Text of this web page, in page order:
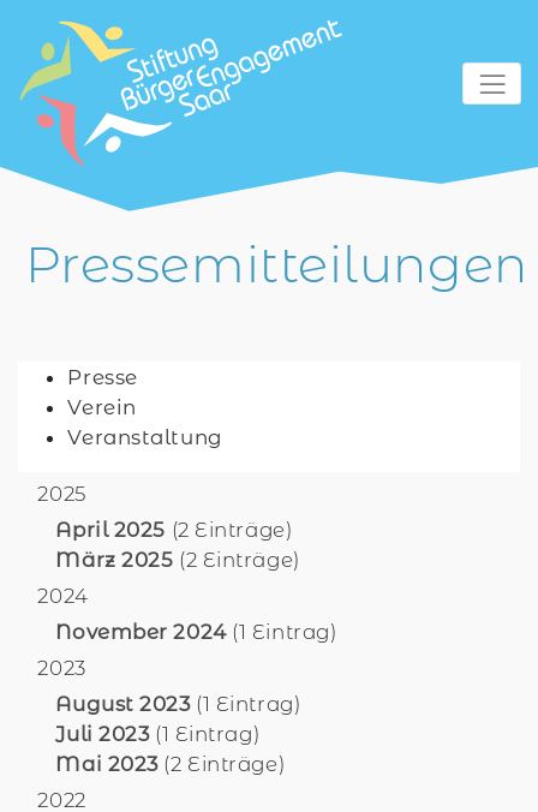
zum Inhalt
Pressemitteilungen
Presse
Verein
Veranstaltung
2025
April 2025 (2 Einträge)
März 2025 (2 Einträge)
2024
November 2024(1 Eintrag)
2023
August 2023(1 Eintrag)
Juli 2023(1 Eintrag)
Mai 2023(2 Einträge)
2022